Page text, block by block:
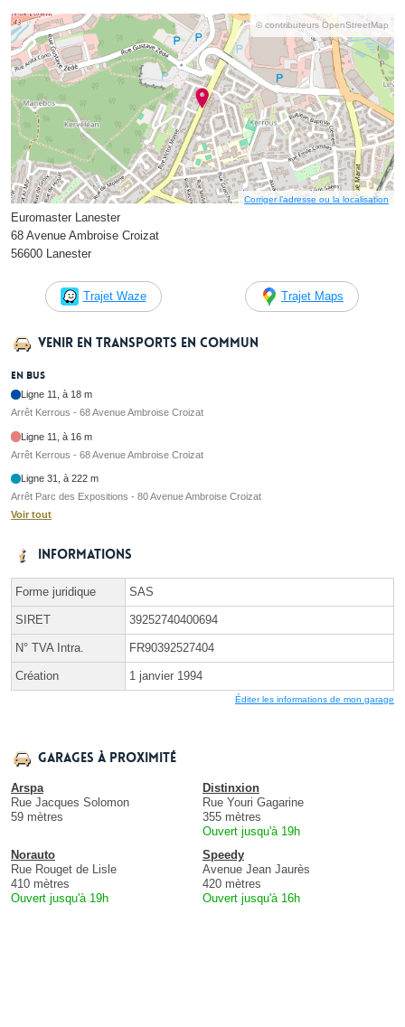
© contributeurs OpenStreetMap
Corriger l’adresse ou la localisation
Euromaster Lanester
68 Avenue Ambroise Croizat
56600 Lanester
Trajet Waze Trajet Maps
Venir en transports en commun
En bus
Ligne 11, à 18 m
Arrêt Kerrous - 68 Avenue Ambroise Croizat
Ligne 11, à 16 m
Arrêt Kerrous - 68 Avenue Ambroise Croizat
Ligne 31, à 222 m
Arrêt Parc des Expositions - 80 Avenue Ambroise Croizat
Voir tout
Informations
Forme juridique SAS
SIRET 39252740400694
N° TVA Intra. FR90392527404
Création 1 janvier 1994
Éditer les informations de mon garage
Garages à proximité
Arspa
Rue Jacques Solomon
59 mètres
Distinxion
Rue Youri Gagarine
355 mètres
Ouvert jusqu'à 19h
Norauto
Rue Rouget de Lisle
410 mètres
Ouvert jusqu'à 19h
Speedy
Avenue Jean Jaurès
420 mètres
Ouvert jusqu'à 16h